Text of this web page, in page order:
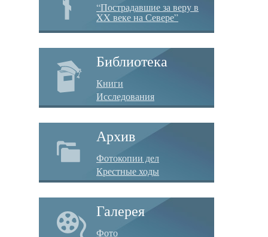
“Пострадавшие за веру в
XX веке на Севере”
Библиотека
Книги
Исследования
Архив
Фотокопии дел
Крестные ходы
Галерея
Фото